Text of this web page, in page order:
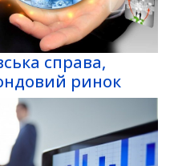
справа,
ринок